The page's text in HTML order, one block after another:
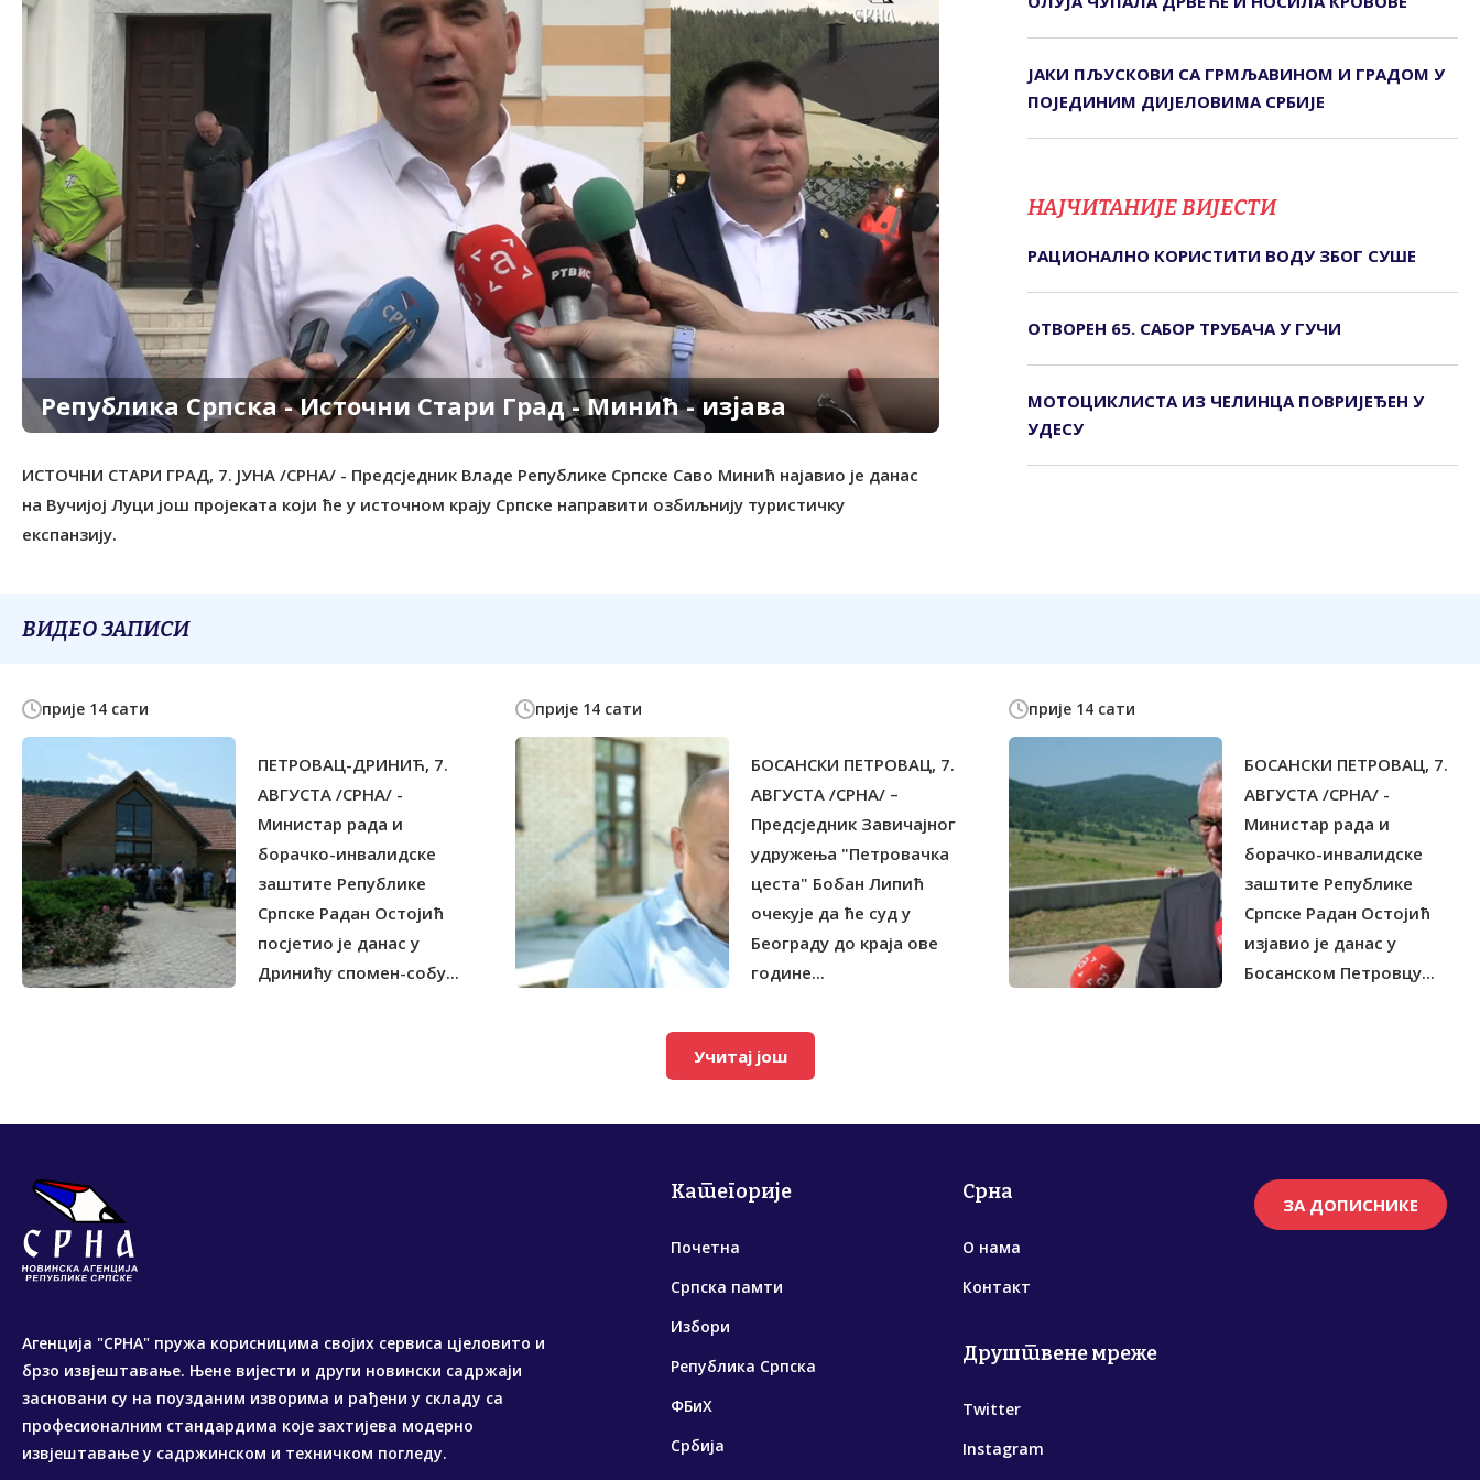
Република Српска - Источни Стари Град - Минић - изјава
ИСТОЧНИ СТАРИ ГРАД, 7. ЈУНА /СРНА/ - Предсједник Владе Републике Српске Саво Минић најавио је данас
на Вучијој Луци још пројеката који ће у источном крају Српске направити озбиљнију туристичку
експанзију.
ЈАКИ ПЉУСКОВИ СА ГРМЉАВИНОМ И ГРАДОМ У
ПОЈЕДИНИМ ДИЈЕЛОВИМА СРБИЈЕ
НАЈЧИТАНИЈЕ ВИЈЕСТИ
РАЦИОНАЛНО КОРИСТИТИ ВОДУ ЗБОГ СУШЕ
ОТВОРЕН 65. САБОР ТРУБАЧА У ГУЧИ
МОТОЦИКЛИСТА ИЗ ЧЕЛИНЦА ПОВРИЈЕЂЕН У
УДЕСУ
ВИДЕО ЗАПИСИ
прије 14 сати
ПЕТРОВАЦ-ДРИНИЋ, 7.
АВГУСТА /СРНА/ -
Министар рада и
борачко-инвалидске
заштите Републике
Српске Радан Остојић
посјетио је данас у
Дринићу спомен-собу...
прије 14 сати
БОСАНСКИ ПЕТРОВАЦ, 7.
АВГУСТА /СРНА/ –
Предсједник Завичајног
удружења "Петровачка
цеста" Бобан Липић
очекује да ће суд у
Београду до краја ове
године...
прије 14 сати
БОСАНСКИ ПЕТРОВАЦ, 7.
АВГУСТА /СРНА/ -
Министар рада и
борачко-инвалидске
заштите Републике
Српске Радан Остојић
изјавио је данас у
Босанском Петровцу...
Учитај још
Агенција "СРНА" пружа корисницима својих сервиса цјеловито и
брзо извјештавање. Њене вијести и други новински садржаји
засновани су на поузданим изворима и рађени у складу са
професионалним стандардима које захтијева модерно
извјештавање у садржинском и техничком погледу.
Категорије
Почетна
Српска памти
Избори
Република Српска
ФБиХ
Србија
Срна
О нама
Контакт
Друштвене мреже
Twitter
Instagram
ЗА ДОПИСНИКЕ